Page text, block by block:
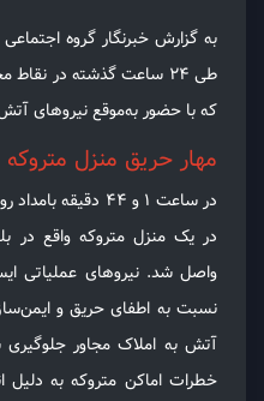
به گزارش خبرنگار گروه
طی ۲۴ ساعت گذشته در
که با حضور به‌موقع نیروهای
مهار حریق منزل متروکه
نسبت به اطفای حریق و
آتش به املاک مجاور جلوگیری
خطرات اماکن متروکه به دلیل